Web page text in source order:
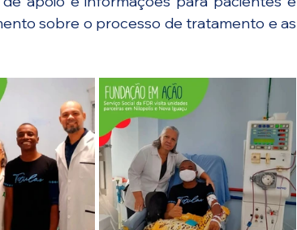
sobre o processo de tratamento e as